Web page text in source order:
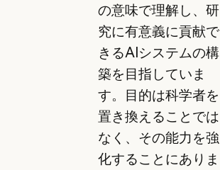
の意味で理解し、研
究に有意義に貢献で
きるAIシステムの構
築を目指していま
す。目的は科学者を
置き換えることでは
なく、その能力を強
化することにありま